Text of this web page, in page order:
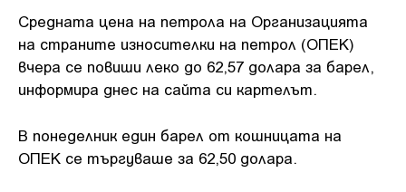
Средната цена на петрола на Организацията
на страните износителки на петрол (ОПЕК)
вчера се повиши леко до 62,57 долара за барел,
информира днес на сайта си картелът.
В понеделник един барел от кошницата на
ОПЕК се търгуваше за 62,50 долара.